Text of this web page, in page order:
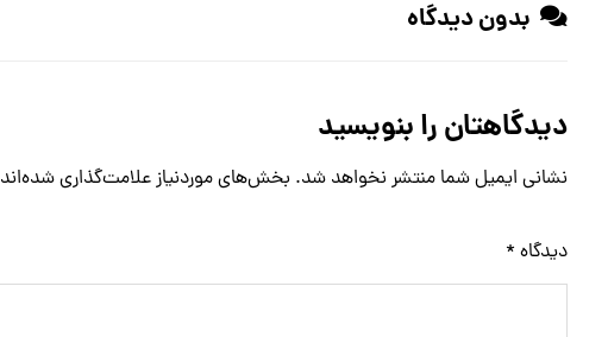
بدون دیدگاه
دیدگاهتان را بنویسید
نشانی ایمیل شما منتشر نخواهد شد. بخش‌های موردنیاز علامت‌گذاری شده‌اند
دیدگاه *